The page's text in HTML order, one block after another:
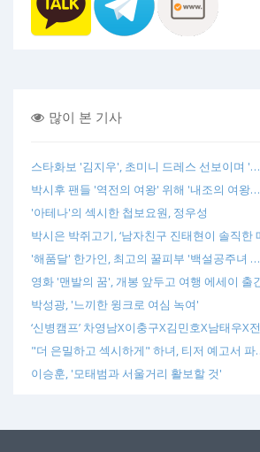
많이 본 기사
스타화보 '김지우', 초미니 드레스 선보이며 '…
박시후 팬들 '역전의 여왕' 위해 '내조의 여왕…
'아테나'의 섹시한 첩보요원, 정우성
박시은 박쥐고기, ‘남자친구 진태현이 솔직한
'해품달' 한가인, 최고의 꿀피부 '백설공주녀 …
영화 '맨발의 꿈', 개봉 앞두고 여행 에세이 출
박성광, '느끼한 윙크로 여심 녹여'
‘신병캠프’ 차영남X이충구X김민호X남태우X
"더 은밀하고 섹시하게" 하녀, 티저 예고서
이승훈, '모태범과 서울거리 활보할 것'